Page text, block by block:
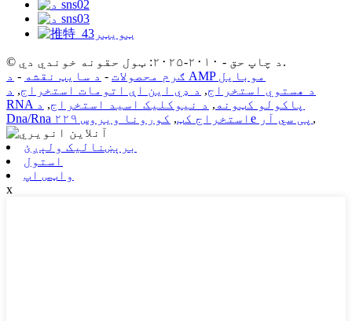
© د چاپ حق - ۲۰۱۰-۲۰۲۵: ټول حقونه خوندي دي.
ګرم محصولات - د سایټ نقشه -
د AMP موبایل
د هستوي استخراج, د ډي این اې اتومات استخراج, د
RNA پاکولو کټونه , د نیوکلیک اسید استخراج, د
Dna/Rna استخراج کټ, کورونا ویروس ۲۲۹e پی سي آر ,
برېښنالیک ولېږئ
استول
واټس اپ
x